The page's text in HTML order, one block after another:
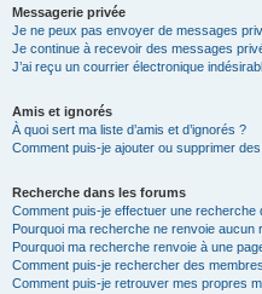
Messagerie privée
Je ne peux pas envoyer de messages
Je continue à recevoir des messages
J’ai reçu un courrier électronique
Amis et ignorés
À quoi sert ma liste d’amis et d’ignorés ?
Comment puis-je ajouter ou supprimer
Recherche dans les forums
Comment puis-je effectuer une recherche
Pourquoi ma recherche ne renvoie aucun
Pourquoi ma recherche renvoie à une
Comment puis-je rechercher des
Comment puis-je retrouver mes propres